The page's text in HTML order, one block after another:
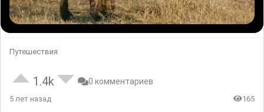
Путешествия
1.4k 0 комментариев
5 лет назад 165